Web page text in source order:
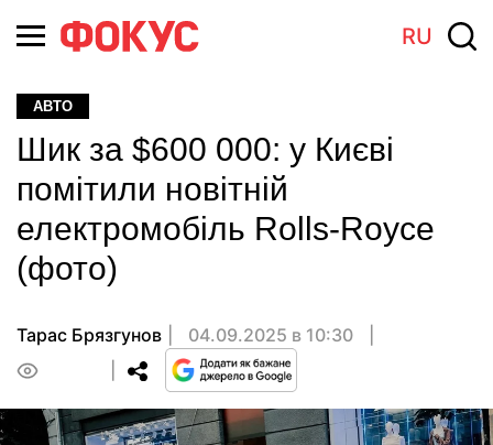
RU
АВТО
Шик за $600 000: у Києві
помітили новітній
електромобіль Rolls-Royce
(фото)
Тарас Брязгунов
04.09.2025 в 10:30